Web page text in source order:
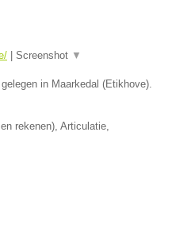
Screenshot ▼
in Maarkedal (Etikhove).
rekenen), Articulatie,